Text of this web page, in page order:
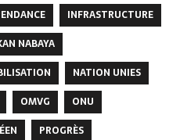
INFRASTRUCTURE
NABAYA
NATION UNIES
OMVG
ONU
PROGRÈS